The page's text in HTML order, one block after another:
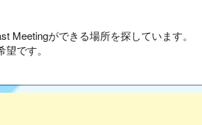
Meetingができる場所を探しています。
です。